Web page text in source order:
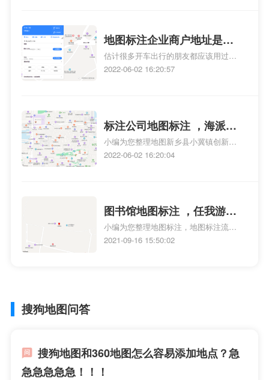
导航软件。同行有、、搜狗地图等。
2005年推出，已经15年了。现在市场上
地图导航是二强争霸格局，地图与地
图。地图搜索与网站关键词搜索相比更
地图标注企业商户地址是怎
么个弄法呢？中小企业地图
标注方法有哪些
估计很多开车出行的朋友都应该用过地
图、地图或地图，在搜索框搜索商家名
导航软件。同行有、、搜狗地图等。地
图搜索与网站关键词搜索相比更为直
观，所以对于商家而言，地图搜索绝对
是一种商业属性的推广，有需要请电话
2022-06-02 16:20:57
标注公司地图标注 ，海派标
注公司地图标注
小编为您整理地图新乡县小冀镇创新标
注在哪 小冀镇创新标注地址、哪里有天
标注相关地图标注知识，详情可查看下
方正文！
2022-06-02 16:20:04
图书馆地图标注 ，任我游图
书馆地图标注
小编为您整理地图标注，地图标注流程
方法是、在地图上搜到上海图书馆不只
地图上看不见相关地图标注知识，详情
可查看下方正文！
2021-09-16 15:50:02
搜狗地图问答
搜狗地图和360地图怎么容易添加地点？急
急急急急急！！！